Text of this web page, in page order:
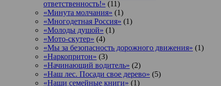
ответственность!» (11)
«Минута молчания» (1)
«Многодетная Россия» (1)
«Молоды душой» (1)
«Мото-скутер» (4)
«Мы за безопасность дорожного движения» (1)
«Наркопритон» (3)
«Начинающий водитель» (2)
«Наш лес. Посади свое дерево» (5)
«Наши семейные книги» (1)